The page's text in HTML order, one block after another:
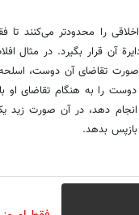
را محدودتر می‌کنند
آن قرار بگیرد. در مثال
تقاضای آن دوست،
دوست را به هنگام تقاضای
دهد، در آن صورت زید
بازپس بدهد.